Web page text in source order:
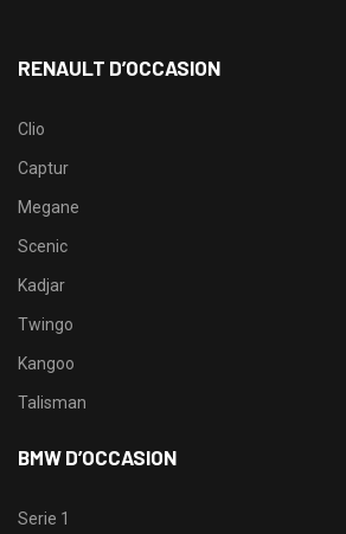
RENAULT D’OCCASION
Clio
Captur
Megane
Scenic
Kadjar
Twingo
Kangoo
Talisman
BMW D’OCCASION
Serie 1